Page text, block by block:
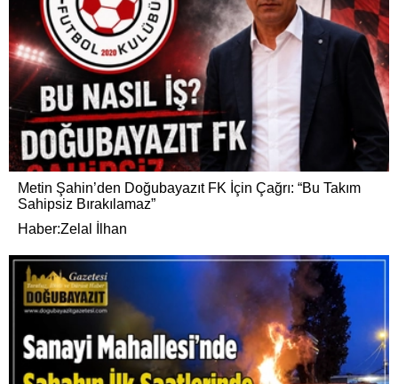
Metin Şahin’den Doğubayazıt FK İçin Çağrı: “Bu Takım
Sahipsiz Bırakılamaz”
Haber:Zelal İlhan